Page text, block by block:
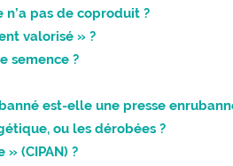
pas de coproduit ?
valorisé » ?
semence ?
est-elle une presse
ou les dérobées ?
(CIPAN) ?